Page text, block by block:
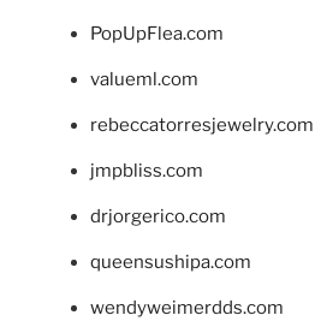
PopUpFlea.com
valueml.com
rebeccatorresjewelry.com
jmpbliss.com
drjorgerico.com
queensushipa.com
wendyweimerdds.com